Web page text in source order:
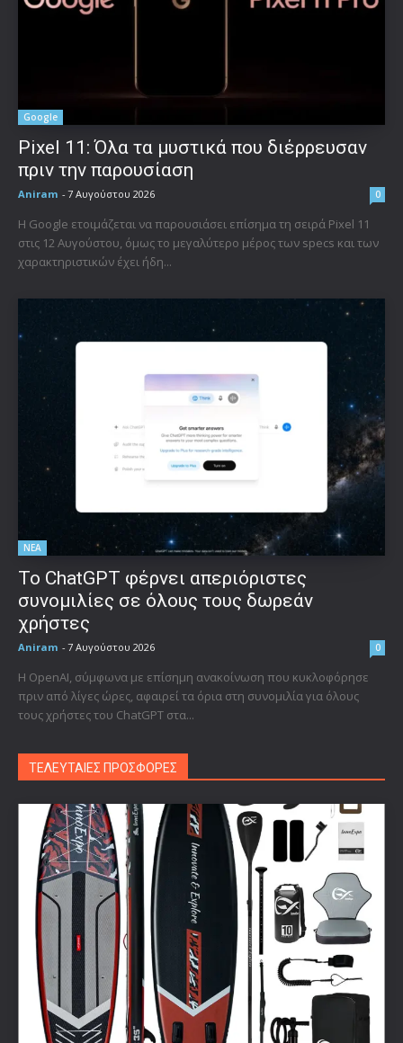
Google
Pixel 11: Όλα τα μυστικά που διέρρευσαν
πριν την παρουσίαση
Aniram - 7 Αυγούστου 2026 0
Η Google ετοιμάζεται να παρουσιάσει επίσημα τη σειρά Pixel 11
στις 12 Αυγούστου, όμως το μεγαλύτερο μέρος των specs και των
χαρακτηριστικών έχει ήδη...
ΝΕΑ
Το ChatGPT φέρνει απεριόριστες
συνομιλίες σε όλους τους δωρεάν
χρήστες
Aniram - 7 Αυγούστου 2026 0
Η OpenAI, σύμφωνα με επίσημη ανακοίνωση που κυκλοφόρησε
πριν από λίγες ώρες, αφαιρεί τα όρια στη συνομιλία για όλους
τους χρήστες του ChatGPT στα...
ΤΕΛΕΥΤΑΙΕΣ ΠΡΟΣΦΟΡΕΣ